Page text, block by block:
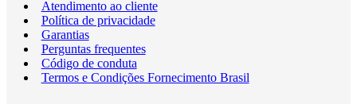
Atendimento ao cliente
Política de privacidade
Garantias
Perguntas frequentes
Código de conduta
Termos e Condições Fornecimento Brasil